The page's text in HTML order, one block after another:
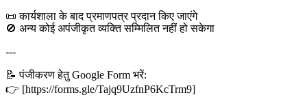
📜 कार्यशाला के बाद प्रमाणपत्र प्रदान किए जाएंगे
🚫 अन्य कोई अपंजीकृत व्यक्ति सम्मिलित नहीं हो सकेगा
---
📝 पंजीकरण हेतु Google Form भरें:
👉 [https://forms.gle/Tajq9UzfnP6KcTrm9]